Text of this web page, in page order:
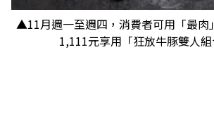
▲11月週一至週四，消費者可用「最肉
1,111元享用「狂放牛豚雙人組